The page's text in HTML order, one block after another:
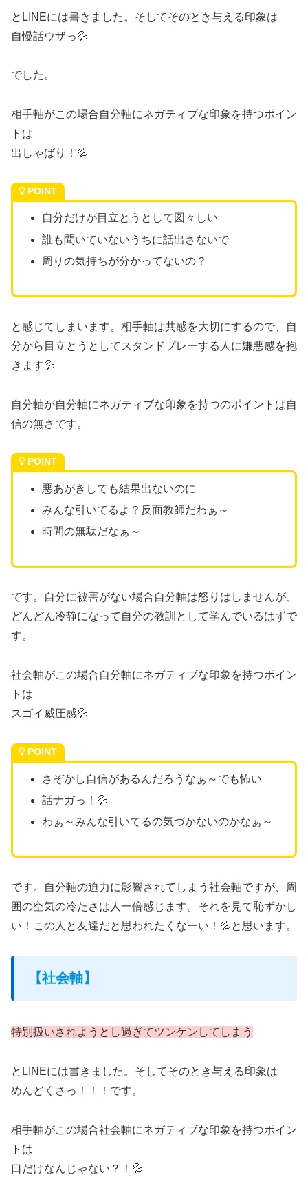
とLINEには書きました。そしてそのとき与える印象は
自慢話ウザっ💦
でした。
相手軸がこの場合自分軸にネガティブな印象を持つポイン
トは
出しゃばり！💦
POINT
自分だけが目立とうとして図々しい
誰も聞いていないうちに話出さないで
周りの気持ちが分かってないの？
と感じてしまいます。相手軸は共感を大切にするので、自
分から目立とうとしてスタンドプレーする人に嫌悪感を抱
きます💦
自分軸が自分軸にネガティブな印象を持つのポイントは自
信の無さです。
POINT
悪あがきしても結果出ないのに
みんな引いてるよ？反面教師だわぁ～
時間の無駄だなぁ～
です。自分に被害がない場合自分軸は怒りはしませんが、
どんどん冷静になって自分の教訓として学んでいるはずで
す。
社会軸がこの場合自分軸にネガティブな印象を持つポイン
トは
スゴイ威圧感💦
POINT
さぞかし自信があるんだろうなぁ～でも怖い
話ナガっ！💦
わぁ～みんな引いてるの気づかないのかなぁ～
です。自分軸の迫力に影響されてしまう社会軸ですが、周
囲の空気の冷たさは人一倍感じます。それを見て恥ずかし
い！この人と友達だと思われたくなーい！💦と思います。
【社会軸】
特別扱いされようとし過ぎてツンケンしてしまう
とLINEには書きました。そしてそのとき与える印象は
めんどくさっ！！！です。
相手軸がこの場合社会軸にネガティブな印象を持つポイン
トは
口だけなんじゃない？！💦